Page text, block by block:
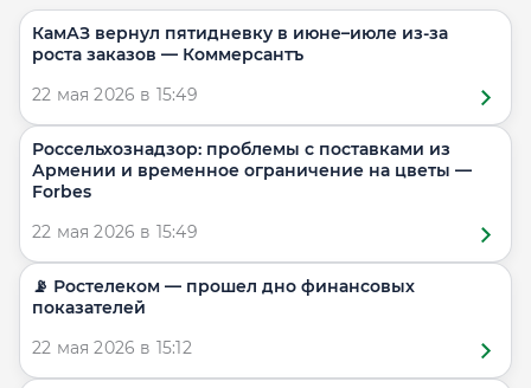
КамАЗ вернул пятидневку в июне–июле из-за
роста заказов — Коммерсантъ
22 мая 2026 в 15:49
Россельхознадзор: проблемы с поставками из
Армении и временное ограничение на цветы —
Forbes
22 мая 2026 в 15:49
📡 Ростелеком — прошел дно финансовых
показателей
22 мая 2026 в 15:12